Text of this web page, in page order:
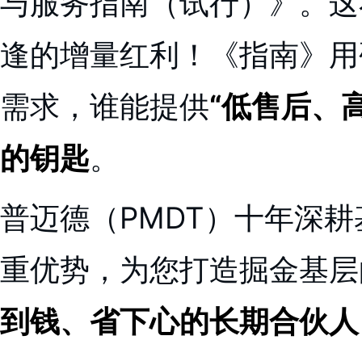
逢的增量红利！《指南》
需求，谁能提供“低售后、
的钥匙。
普迈德（PMDT）十年深
重优势，为您打造掘金基
到钱、省下心的长期合伙